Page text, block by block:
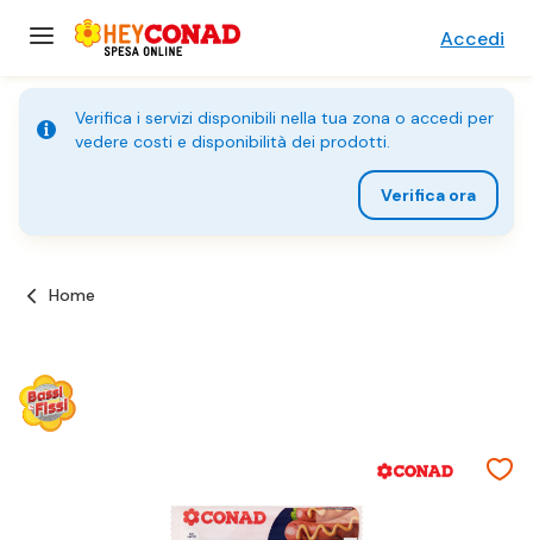
Accedi
Verifica i servizi disponibili nella tua zona o accedi per
vedere costi e disponibilità dei prodotti.
Verifica ora
Home